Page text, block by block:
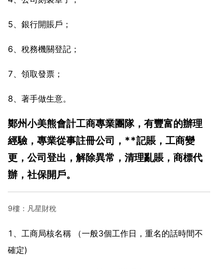
5、銀行開賬戶；
6、稅務機關登記；
7、領取發票；
8、著手做生意。
鄭州小美熊會計工商專業團隊，有豐富的辦理
經驗，專業從事註冊公司，**記賬，工商變
更，公司登出，解除異常，清理亂賬，商標代
辦，社保開戶。
9樓：凡星財稅
1、工商局核名稱 （一般3個工作日，重名的話時間不
確定)